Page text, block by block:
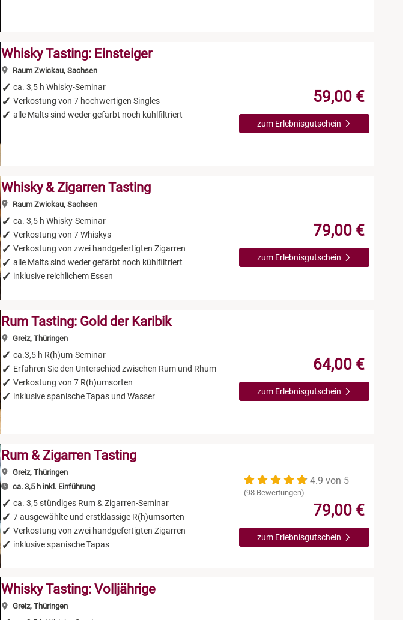
Whisky Tasting: Einsteiger
Raum Zwickau, Sachsen
ca. 3,5 h Whisky-Seminar
Verkostung von 7 hochwertigen Singles
alle Malts sind weder gefärbt noch kühlfiltriert
59,00 €
zum Erlebnisgutschein
Whisky & Zigarren Tasting
Raum Zwickau, Sachsen
ca. 3,5 h Whisky-Seminar
Verkostung von 7 Whiskys
Verkostung von zwei handgefertigten Zigarren
alle Malts sind weder gefärbt noch kühlfiltriert
inklusive reichlichem Essen
79,00 €
zum Erlebnisgutschein
Rum Tasting: Gold der Karibik
Greiz, Thüringen
ca.3,5 h R(h)um-Seminar
Erfahren Sie den Unterschied zwischen Rum und Rhum
Verkostung von 7 R(h)umsorten
inklusive spanische Tapas und Wasser
64,00 €
zum Erlebnisgutschein
Rum & Zigarren Tasting
Greiz, Thüringen
ca. 3,5 h inkl. Einführung
ca. 3,5 stündiges Rum & Zigarren-Seminar
7 ausgewählte und erstklassige R(h)umsorten
Verkostung von zwei handgefertigten Zigarren
inklusive spanische Tapas
4.9 von 5
(98 Bewertungen)
79,00 €
zum Erlebnisgutschein
Whisky Tasting: Volljährige
Greiz, Thüringen